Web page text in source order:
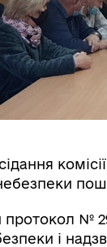
№ 29
і